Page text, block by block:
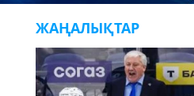
ЖАҢАЛЫҚТАР